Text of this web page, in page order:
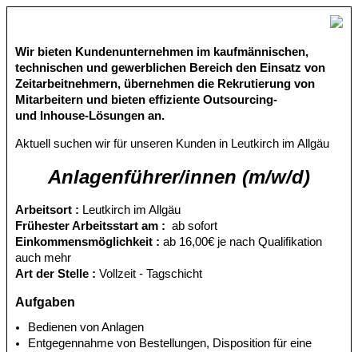
Wir bieten Kundenunternehmen im kaufmännischen,
technischen und gewerblichen Bereich den Einsatz von
Zeitarbeitnehmern, übernehmen die Rekrutierung von
Mitarbeitern und bieten effiziente Outsourcing-
und Inhouse-Lösungen an.
Aktuell suchen wir für unseren Kunden in Leutkirch im Allgäu
Anlagenführer/innen (m/w/d)
Arbeitsort : Leutkirch im Allgäu
Frühester Arbeitsstart am : ab sofort
Einkommensmöglichkeit : ab 16,00€ je nach Qualifikation
auch mehr
Art der Stelle : Vollzeit - Tagschicht
Aufgaben
Bedienen von Anlagen
Entgegennahme von Bestellungen, Disposition für eine